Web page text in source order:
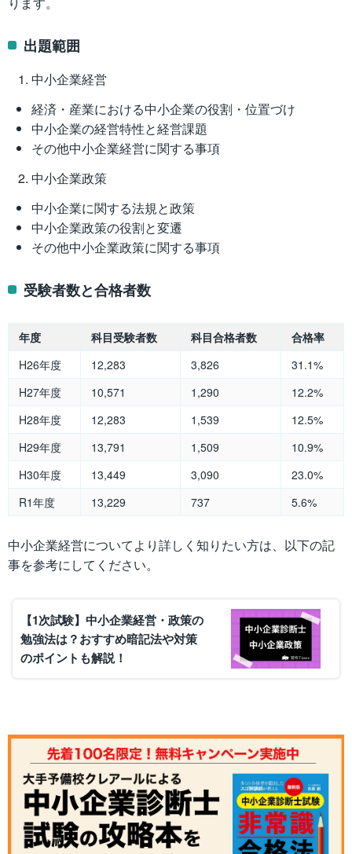
出題範囲
中小企業経営
経済・産業における中小企業の役割・位置づけ
中小企業の経営特性と経営課題
その他中小企業経営に関する事項
中小企業政策
中小企業に関する法規と政策
中小企業政策の役割と変遷
その他中小企業政策に関する事項
受験者数と合格者数
年度 科目受験者数 科目合格者数
合格率
H26年度
12,283 3,826
31.1%
H27年度
10,571 1,290
12.2%
H28年度
12,283 1,539
12.5%
H29年度
13,791 1,509
10.9%
H30年度
13,449 3,090
23.0%
R1年度
13,229 737 5.6%
中小企業経営についてより詳しく知りたい方は、以下の記
事を参考にしてください。
【1次試験】中小企業経営・政策の
勉強法は？おすすめ暗記法や対策
のポイントも解説！